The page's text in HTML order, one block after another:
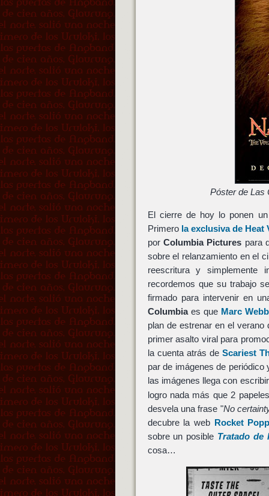
Póster de Las
El cierre de hoy lo ponen
Primero la exclusiva de Heat
por Columbia Pictures para
sobre el relanzamiento en el
reescritura y
recordemos que su trabajo
firmado para intervenir en
Columbiaes que Marc Webb
plan de estrenar en el
primer asalto viral para
la cuenta atrás deScariest
par de imágenes de
las imágenes llega con
logro nada más que 2
desvela una frase "No
decubre la web Rocket
sobre un posible Tratado de
cosa…